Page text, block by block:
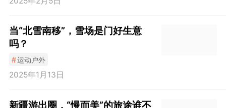
当“北雪南移”，雪场是门好生意
吗？
#运动户外
2025年1月13日
新疆游出圈，“慢而美”的旅途谁不